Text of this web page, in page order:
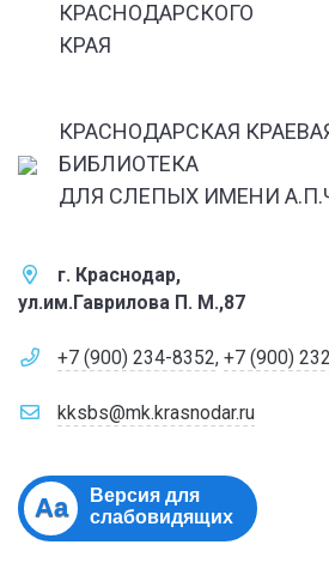
КРАСНОДАРСКОГО
КРАЯ
КРАСНОДАРСКАЯ
БИБЛИОТЕКА
ДЛЯ СЛЕПЫХ ИМЕНИ
г. Краснодар,
ул.им.Гаврилова П. М.,87
+7 (900) 234-8352, +7 (900)
kksbs@mk.krasnodar.ru
Aa
Версия для
слабовидящих